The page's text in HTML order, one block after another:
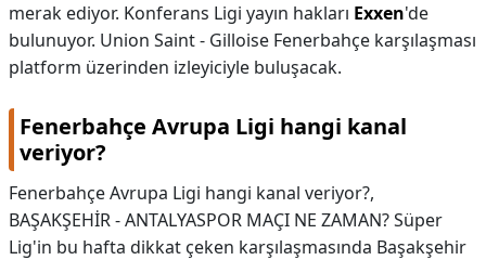
merak ediyor. Konferans Ligi yayın hakları Exxen'de
bulunuyor. Union Saint - Gilloise Fenerbahçe karşılaşması
platform üzerinden izleyiciyle buluşacak.
Fenerbahçe Avrupa Ligi hangi kanal
veriyor?
Fenerbahçe Avrupa Ligi hangi kanal veriyor?,
BAŞAKŞEHİR - ANTALYASPOR MAÇI NE ZAMAN? Süper
Lig'in bu hafta dikkat çeken karşılaşmasında Başakşehir